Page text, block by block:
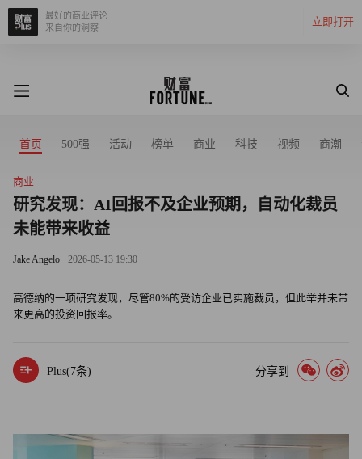
立即打开
最好的商业评论
来自你的洞察
首页 500强 活动 榜单 商业 科技 视频 商潮
商业
研究发现：AI回报不及企业预期，自动化裁员
未能带来收益
Jake Angelo 2026-05-13 19:30
高德纳的一项研究发现，尽管80%的受访企业已实施裁员，但此举并未带
来更高的投资回报率。
Plus(7条) 分享到